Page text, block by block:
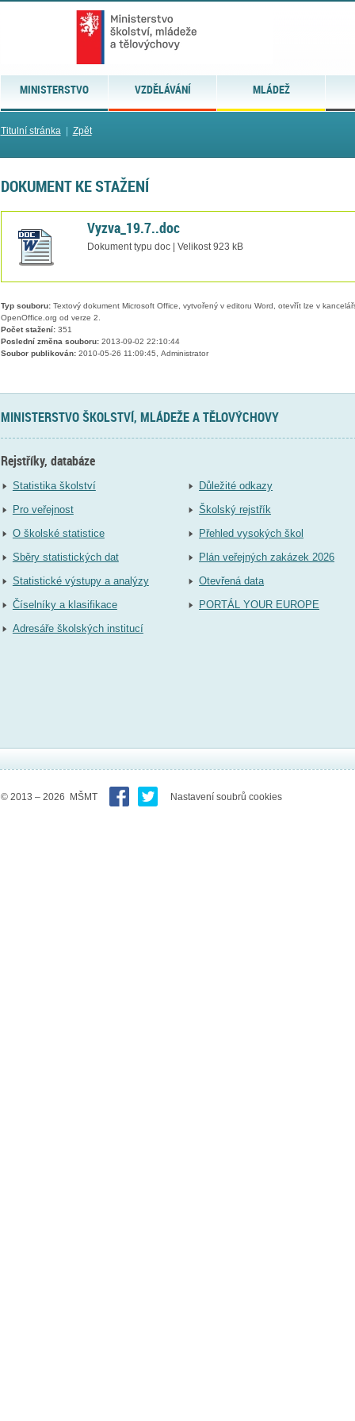
MINISTERSTVO VZDĚLÁVÁNÍ MLÁDEŽ
Titulní stránka| Zpět
DOKUMENT KE STAŽENÍ
Vyzva_19.7..doc
Dokument typu doc | Velikost 923 kB
Typ souboru:Textový dokument Microsoft Office, vytvořený v editoru Word, otevřít lze v
OpenOffice.org od verze 2.
Počet stažení:351
Poslední změna souboru:2013-09-02 22:10:44
Soubor publikován:2010-05-26 11:09:45, Administrator
MINISTERSTVO ŠKOLSTVÍ, MLÁDEŽE A TĚLOVÝCHOVY
Rejstříky, databáze
Statistika školství
Pro veřejnost
O školské statistice
Sběry statistických dat
Statistické výstupy a analýzy
Číselníky a klasifikace
Adresáře školských institucí
Důležité odkazy
Školský rejstřík
Přehled vysokých škol
Plán veřejných zakázek 2026
Otevřená data
PORTÁL YOUR EUROPE
© 2013 – 2026 MŠMT Nastavení soubrů cookies